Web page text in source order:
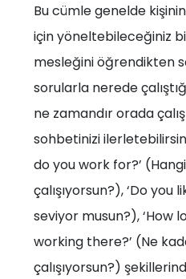
Bu cümle genelde
için yöneltebileceğiniz
mesleğini öğrendikten
sorularla nerede
ne zamandır orada
sohbetinizi
do you work for?’
çalışıyorsun?), ‘Do you
seviyor musun?), ‘How
working there?’ (Ne
çalışıyorsun?)